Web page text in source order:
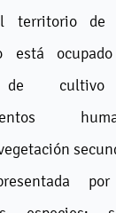
territorio de
está
de